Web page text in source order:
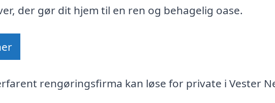
der gør dit hjem til en ren og behagelig oase.
rengøringsfirma kan løse for private i Vester